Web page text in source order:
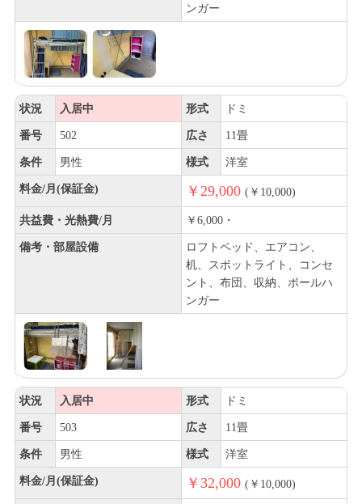
ンガー
状況 入居中 形式 ドミ
番号 502 広さ 11畳
条件 男性 様式 洋室
料金/月(保証金) ￥29,000 (￥10,000)
共益費・光熱費/月 ￥6,000・
備考・部屋設備
ロフトベッド、エアコン、
机、スポットライト、コンセ
ント、布団、収納、ポールハ
ンガー
状況 入居中 形式 ドミ
番号 503 広さ 11畳
条件 男性 様式 洋室
料金/月(保証金) ￥32,000 (￥10,000)